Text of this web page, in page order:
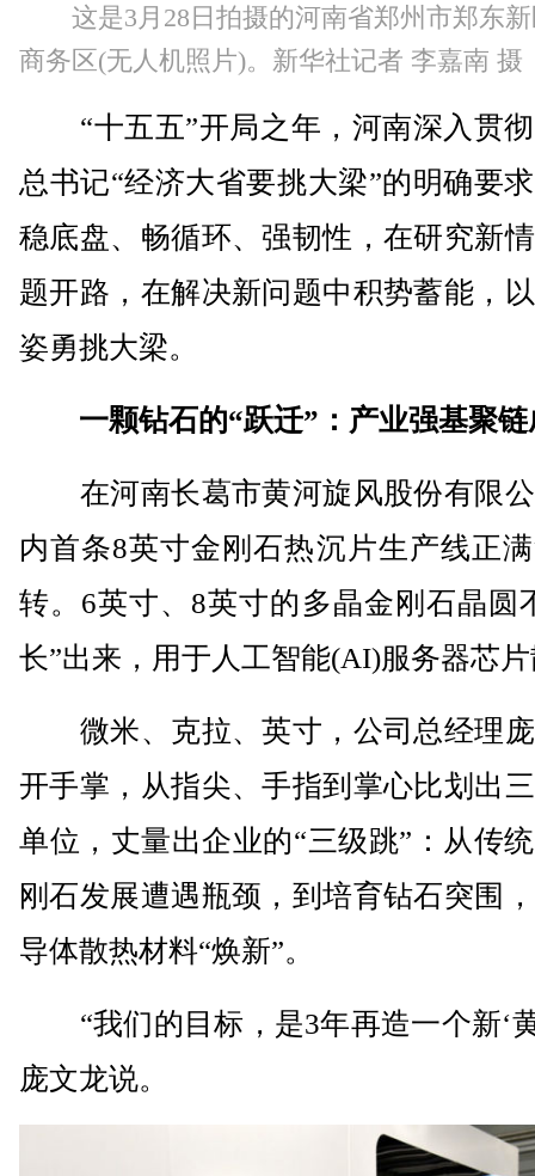
这是3月28日拍摄的河南省郑州市郑东
商务区(无人机照片)。新华社记者 李嘉南 摄
“十五五”开局之年，河南深入贯
总书记“经济大省要挑大梁”的明确要
稳底盘、畅循环、强韧性，在研究新
题开路，在解决新问题中积势蓄能，
姿勇挑大梁。
一颗钻石的“跃迁”：产业强基聚链
在河南长葛市黄河旋风股份有限
内首条8英寸金刚石热沉片生产线正
转。6英寸、8英寸的多晶金刚石晶圆
长”出来，用于人工智能(AI)服务器芯
微米、克拉、英寸，公司总经理
开手掌，从指尖、手指到掌心比划出
单位，丈量出企业的“三级跳”：从传
刚石发展遭遇瓶颈，到培育钻石突围
导体散热材料“焕新”。
“我们的目标，是3年再造一个新‘
庞文龙说。